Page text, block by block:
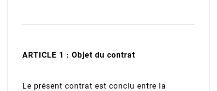
ARTICLE 1 : Objet du contrat
Le présent contrat est conclu entre la